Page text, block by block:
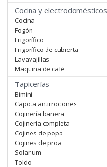
Cocina y electrodomésticos
Cocina
Fogón
Frigorífico
Frigorífico de cubierta
Lavavajillas
Máquina de café
Tapicerías
Bimini
Capota antirrociones
Cojinería bañera
Cojinería completa
Cojines de popa
Cojines de proa
Solarium
Toldo